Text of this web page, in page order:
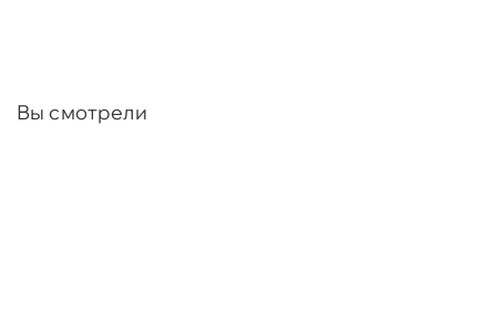
Вы смотрели